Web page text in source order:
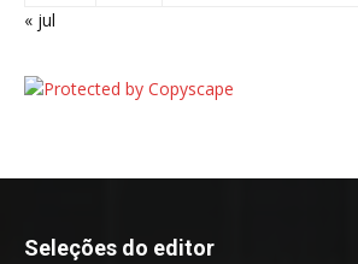
« jul
Seleções do editor